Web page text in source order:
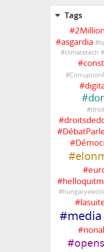
Tags
#
#asgardia #
#climatetech #
#
#
#
#
#
#
#
#
#
#
#
#
#
#media
#
#